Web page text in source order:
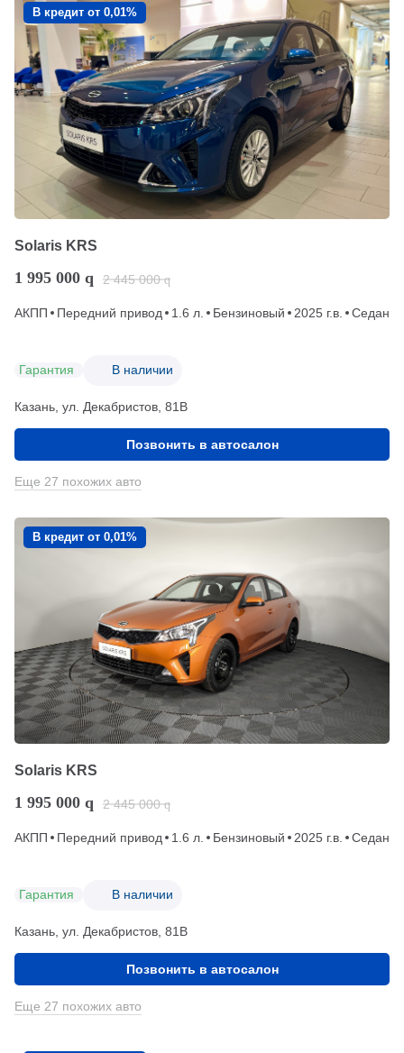
В кредит от 0,01%
Solaris KRS
1 995 000 q 2 445 000 q
АКПП Передний привод 1.6 л. Бензиновый 2025 г.в. Седан
Гарантия В наличии
Казань, ул. Декабристов, 81В
Позвонить в автосалон
Еще 27 похожих авто
В кредит от 0,01%
Solaris KRS
1 995 000 q 2 445 000 q
АКПП Передний привод 1.6 л. Бензиновый 2025 г.в. Седан
Гарантия В наличии
Казань, ул. Декабристов, 81В
Позвонить в автосалон
Еще 27 похожих авто